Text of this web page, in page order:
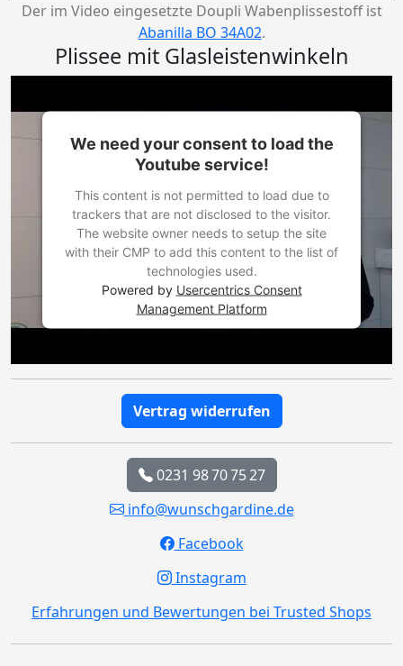
Der im Video eingesetzte Doupli Wabenplissestoff ist
Abanilla BO 34A02.
Plissee mit Glasleistenwinkeln
We need your consent to load the
Youtube service!
This content is not permitted to load due to
trackers that are not disclosed to the visitor.
The website owner needs to setup the site
with their CMP to add this content to the list of
technologies used.
Powered by Usercentrics Consent
Management Platform
Vertrag widerrufen
0231 98 70 75 27
info@wunschgardine.de
Facebook
Instagram
Erfahrungen und Bewertungen bei Trusted Shops